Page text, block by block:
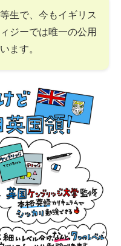
生で、今もイギリス
ジーでは唯一の公用
ます。